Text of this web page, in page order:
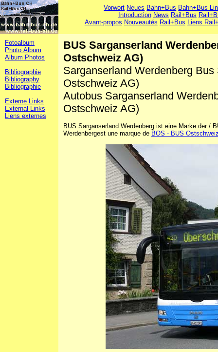
Vorwort Neues Bahn+Bus Bahn+Bus
Introduction News Rail+Bus
Avant-propos Nouveautés Rail+Bus Liens
Fotoalbum
Photo Album
Album Photos
Bibliographie
Bibliography
Bibliographie
Externe Links
External Links
Liens externes
BUS Sarganserland
Ostschweiz AG)
Sarganserland Werdenberg
Ostschweiz AG)
Autobus Sarganserland
Ostschweiz AG)
BUS Sarganserland Werdenberg ist eine Marke der /
Werdenbergest une marque de BOS - BUS